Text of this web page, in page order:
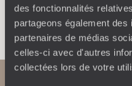
des fonctionnalités
partageons également
partenaires de médias
celles-ci avec d'autres
collectées lors de votre
Faites